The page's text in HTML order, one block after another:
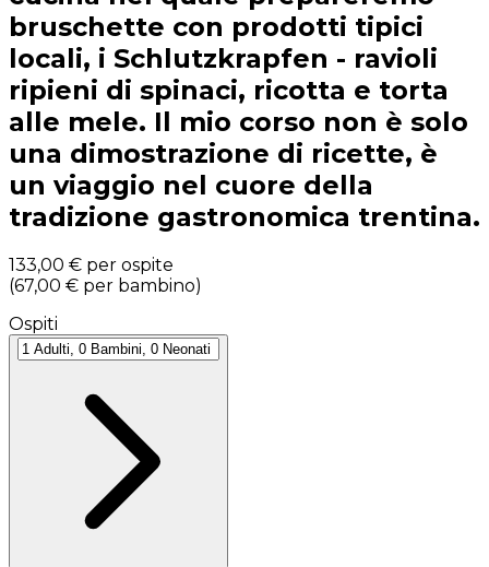
bruschette con prodotti tipici
locali, i Schlutzkrapfen - ravioli
ripieni di spinaci, ricotta e torta
alle mele. Il mio corso non è solo
una dimostrazione di ricette, è
un viaggio nel cuore della
tradizione gastronomica trentina.
133,00 € per ospite
(67,00 € per bambino)
Ospiti